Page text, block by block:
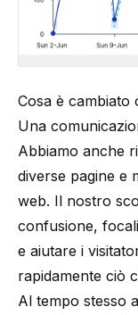
Cosa è cambiato
Una
Abbiamo anche
diverse pagine e
web. Il nostro
confusione,
e aiutare i
rapidamente ciò
Al tempo stesso